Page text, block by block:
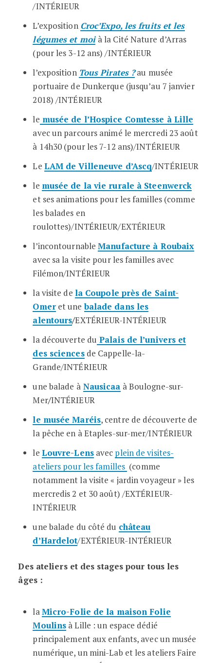
/INTÉRIEUR
L’exposition Croc’Expo, les fruits et les
légumes et moi à la Cité Nature d’Arras
(pour les 3-12 ans)/INTÉRIEUR
l’exposition Tous Pirates ?au musée
portuaire de Dunkerque (jusqu’au 7 janvier
2018)/INTÉRIEUR
le musée de l’Hospice Comtesse à Lille
avec un parcours animé le mercredi 23 août
à 14h30 (pour les 7-12 ans)/INTÉRIEUR
Le LAM de Villeneuve d’Ascq/INTÉRIEUR
le musée de la vie rurale à Steenwerck
et ses animations pour les familles (comme
les balades en
roulottes)/INTÉRIEUR/EXTÉRIEUR
l’incontournableManufacture à Roubaix
avec sa la visite pour les familles avec
Filémon/INTÉRIEUR
la visite de la Coupole près de Saint-
Omeret unebalade dans les
alentours/EXTÉRIEUR-INTÉRIEUR
la découverte du Palais de l’univers et
des sciencesde Cappelle-la-
Grande/INTÉRIEUR
une balade à Nausicaa à Boulogne-sur-
Mer/INTÉRIEUR
le musée Maréis, centre de découverte de
la pêche en à Etaples-sur-mer/INTÉRIEUR
le Louvre-Lensavec plein de visites-
ateliers pour les familles (comme
notamment la visite « jardin voyageur » les
mercredis 2 et 30 août) /EXTÉRIEUR-
INTÉRIEUR
une balade du côté du château
d’Hardelot/EXTÉRIEUR-INTÉRIEUR
Des ateliers et des stages pour tous les
âges :
laMicro-Folie de la maison Folie
Moulins à Lille : un espace dédié
principalement aux enfants, avec un musée
numérique, un mini-Lab et les ateliers Faire